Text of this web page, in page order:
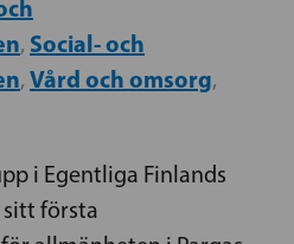
, Social- och
, Vård och omsorg,
i Egentliga Finlands
första